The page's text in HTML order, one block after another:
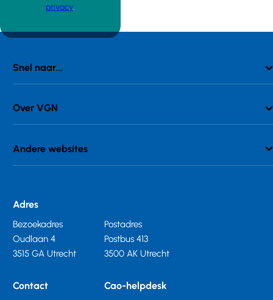
privacy.
Snel naar...
Over VGN
Andere websites
Adres
Bezoekadres
Oudlaan 4
3515 GA Utrecht
Postadres
Postbus 413
3500 AK Utrecht
Contact Cao-helpdesk